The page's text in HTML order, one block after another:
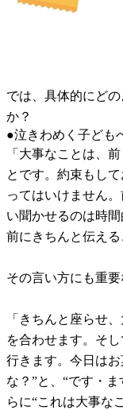
では、具体的にど
か？
●泣きわめく子ども
「大事なことは、
とです。約束もし
ってはいけません
い聞かせるのは時
前にきちんと伝え
その言い方にも重要
「きちんと座らせ
を合わせます。そ
行きます。今日は
な？”と、“です・
らに“これは大事な